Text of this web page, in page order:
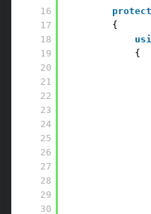
16
17
18
19
20
21
22
23
24
25
26
27
28
29
30
{
{